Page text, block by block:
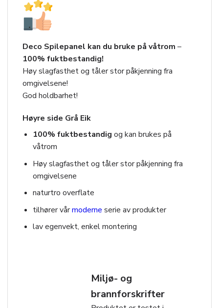
Deco Spilepanel kan du bruke på våtrom –
100% fuktbestandig!
Høy slagfasthet og tåler stor påkjenning fra
omgivelsene!
God holdbarhet!
Høyre side Grå Eik
100% fuktbestandig og kan brukes på
våtrom
Høy slagfasthet og tåler stor påkjenning fra
omgivelsene
naturtro overflate
tilhører vårmoderne serie av produkter
lav egenvekt, enkel montering
Miljø- og
brannforskrifter